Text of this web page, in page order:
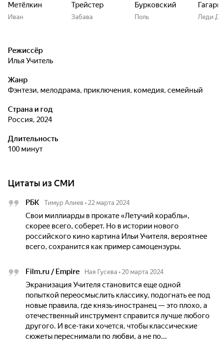
Метёлкин
Иван
Трейстер
Забава
Бурковский
Поль Леди
Режиссёр
Илья Учитель
Жанр
фэнтези, мелодрама, приключения, комедия, семейный
Страна и год
Россия, 2024
Длительность
100 минут
Цитаты из СМИ
РБК Тимур Алиев • 22 марта 2024
Свои миллиарды в прокате «Летучий корабль»,
скорее всего, соберет. Но в истории нового
российского кино картина Ильи Учителя, вероятнее
всего, сохранится как пример самоцензуры.
Film.ru / Empire Ная Гусева • 20 марта 2024
Экранизация Учителя становится еще одной
попыткой переосмыслить классику, подогнать ее под
новые правила, где князь-иностранец — это плохо, а
отечественный инструмент справится лучше любого
другого. И все-таки хочется, чтобы классические
сюжеты переснимали по любви, а не по...